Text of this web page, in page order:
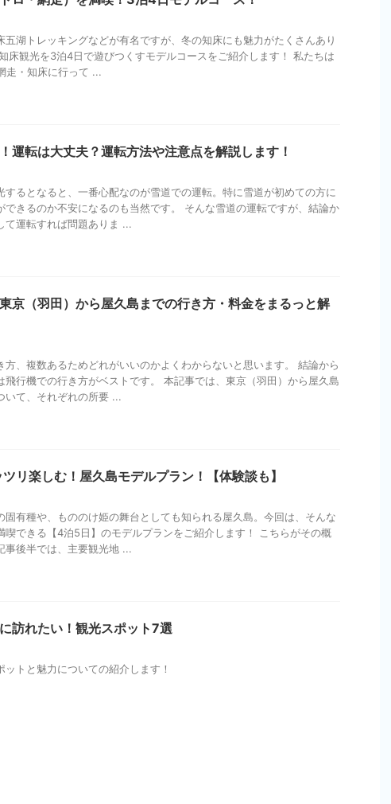
五湖トレッキングなどが有名ですが、冬の知床にも魅力がたくさんあり
床観光を3泊4日で遊びつくすモデルコースをご紹介します！ 私たちは
走・知床に行って ...
運転は大丈夫？運転方法や注意点を解説します！
するとなると、一番心配なのが雪道での運転。特に雪道が初めての方に
できるのか不安になるのも当然です。 そんな雪道の運転ですが、結論か
て運転すれば問題ありま ...
東京（羽田）から屋久島までの行き方・料金をまるっと解
方、複数あるためどれがいいのかよくわからないと思います。 結論から
飛行機での行き方がベストです。 本記事では、東京（羽田）から屋久島
いて、それぞれの所要 ...
リ楽しむ！屋久島モデルプラン！【体験談も】
固有種や、もののけ姫の舞台としても知られる屋久島。今回は、そんな
喫できる【4泊5日】のモデルプランをご紹介します！ こちらがその概
事後半では、主要観光地 ...
訪れたい！観光スポット7選
ットと魅力についての紹介します！